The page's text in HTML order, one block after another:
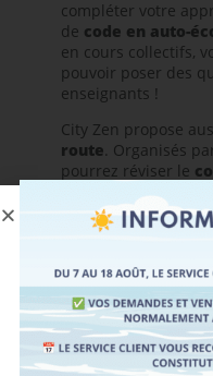
compléter votre
de code en auto-
en cours collectifs,
pouvoir poser des
enseignants !
City Zen propose
route. Organisés
pourrez réviser le
sur
peuvent être un
juste avant de
Même si vous avez
nos équipes sont
dans lesauto-
conseiller et vous